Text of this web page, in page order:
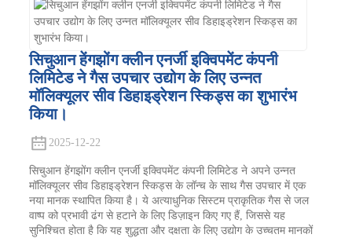
सिचुआन हेंगझोंग क्लीन एनर्जी इक्विपमेंट कंपनी
लिमिटेड ने गैस उपचार उद्योग के लिए उन्नत
मॉलिक्यूलर सीव डिहाइड्रेशन स्किड्स का शुभारंभ
किया।
2025-12-22
सिचुआन हेंगझोंग क्लीन एनर्जी इक्विपमेंट कंपनी लिमिटेड ने अपने उन्नत
मॉलिक्यूलर सीव डिहाइड्रेशन स्किड्स के लॉन्च के साथ गैस उपचार में एक
नया मानक स्थापित किया है। ये अत्याधुनिक सिस्टम प्राकृतिक गैस से जल
वाष्प को प्रभावी ढंग से हटाने के लिए डिज़ाइन किए गए हैं, जिससे यह
सुनिश्चित होता है कि यह शुद्धता और दक्षता के लिए उद्योग के उच्चतम मानकों